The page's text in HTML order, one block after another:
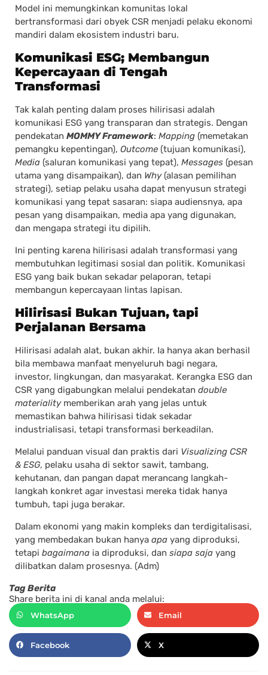
Model ini memungkinkan komunitas lokal
bertransformasi dari obyek CSR menjadi pelaku ekonomi
mandiri dalam ekosistem industri baru.
Komunikasi ESG; Membangun
Kepercayaan di Tengah
Transformasi
Tak kalah penting dalam proses hilirisasi adalah
komunikasi ESG yang transparan dan strategis. Dengan
pendekatan MOMMY Framework: Mapping (memetakan
pemangku kepentingan), Outcome (tujuan komunikasi),
Media (saluran komunikasi yang tepat), Messages (pesan
utama yang disampaikan), dan Why(alasan pemilihan
strategi), setiap pelaku usaha dapat menyusun strategi
komunikasi yang tepat sasaran: siapa audiensnya, apa
pesan yang disampaikan, media apa yang digunakan,
dan mengapa strategi itu dipilih.
Ini penting karena hilirisasi adalah transformasi yang
membutuhkan legitimasi sosial dan politik. Komunikasi
ESG yang baik bukan sekadar pelaporan, tetapi
membangun kepercayaan lintas lapisan.
Hilirisasi Bukan Tujuan, tapi
Perjalanan Bersama
Hilirisasi adalah alat, bukan akhir. Ia hanya akan berhasil
bila membawa manfaat menyeluruh bagi negara,
investor, lingkungan, dan masyarakat. Kerangka ESG dan
CSR yang digabungkan melalui pendekatan double
materialitymemberikan arah yang jelas untuk
memastikan bahwa hilirisasi tidak sekadar
industrialisasi, tetapi transformasi berkeadilan.
Melalui panduan visual dan praktis dari Visualizing CSR
& ESG, pelaku usaha di sektor sawit, tambang,
kehutanan, dan pangan dapat merancang langkah-
langkah konkret agar investasi mereka tidak hanya
tumbuh, tapi juga berakar.
Dalam ekonomi yang makin kompleks dan terdigitalisasi,
yang membedakan bukan hanya apa yang diproduksi,
tetapi bagaimana ia diproduksi, dan siapa saja yang
dilibatkan dalam prosesnya. (Adm)
Tag Berita
Share berita ini di kanal anda melalui:
WhatsApp Email
Facebook X